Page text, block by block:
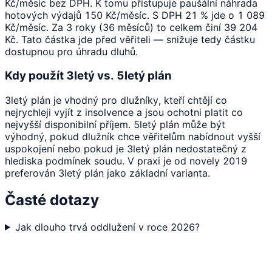
Kč/měsíc bez DPH. K tomu přistupuje paušální náhrada
hotových výdajů 150 Kč/měsíc. S DPH 21 % jde o 1 089
Kč/měsíc. Za 3 roky (36 měsíců) to celkem činí 39 204
Kč. Tato částka jde před věřiteli — snižuje tedy částku
dostupnou pro úhradu dluhů.
Kdy použít 3letý vs. 5letý plán
3letý plán je vhodný pro dlužníky, kteří chtějí co
nejrychleji vyjít z insolvence a jsou ochotni platit co
nejvyšší disponibilní příjem. 5letý plán může být
výhodný, pokud dlužník chce věřitelům nabídnout vyšší
uspokojení nebo pokud je 3letý plán nedostatečný z
hlediska podmínek soudu. V praxi je od novely 2019
preferován 3letý plán jako základní varianta.
Časté dotazy
Jak dlouho trvá oddlužení v roce 2026?